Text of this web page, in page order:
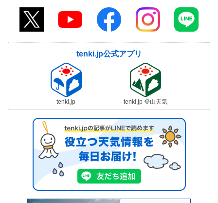
tenki.jp公式アプリ
tenki.jp tenki.jp 登山天気